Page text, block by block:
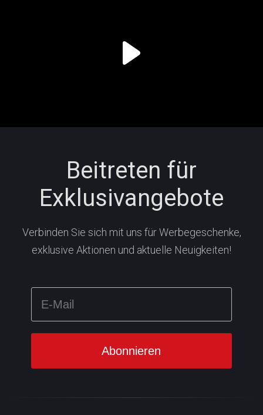
Beitreten für
Exklusivangebote
Verbinden Sie sich mit uns für Werbegeschenke,
exklusive Aktionen und aktuelle Neuigkeiten!